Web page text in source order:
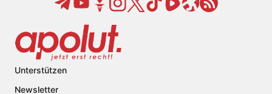
Unterstützen
Newsletter